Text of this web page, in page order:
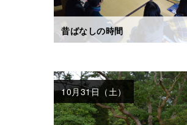
昔ばなしの時間
10月31日（土）